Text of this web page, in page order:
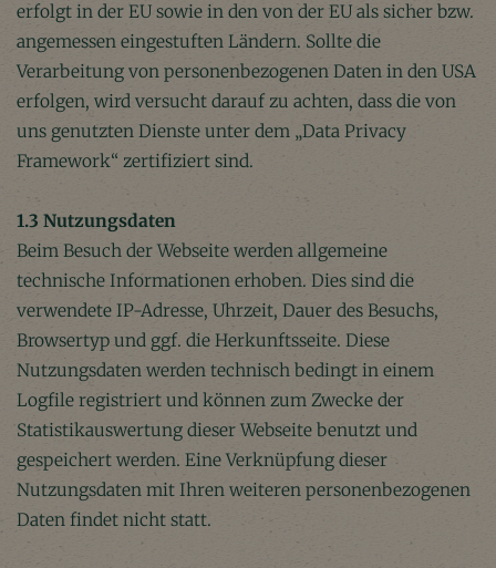
erfolgt in der EU sowie in den von der EU als sicher bzw.
angemessen eingestuften Ländern. Sollte die
Verarbeitung von personenbezogenen Daten in den USA
erfolgen, wird versucht darauf zu achten, dass die von
uns genutzten Dienste unter dem „Data Privacy
Framework“ zertifiziert sind.
1.3 Nutzungsdaten
Beim Besuch der Webseite werden allgemeine
technische Informationen erhoben. Dies sind die
verwendete IP-Adresse, Uhrzeit, Dauer des Besuchs,
Browsertyp und ggf. die Herkunftsseite. Diese
Nutzungsdaten werden technisch bedingt in einem
Logfile registriert und können zum Zwecke der
Statistikauswertung dieser Webseite benutzt und
gespeichert werden. Eine Verknüpfung dieser
Nutzungsdaten mit Ihren weiteren personenbezogenen
Daten findet nicht statt.